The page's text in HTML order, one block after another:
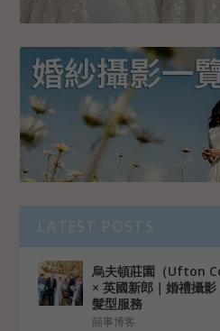
烏夫頓莊園（Ufton
× 英國新郎｜婚禮攝
髮型服務
囍事博客